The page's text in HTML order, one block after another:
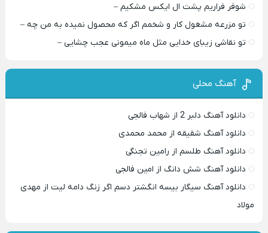
شوفر فراریم پشت ال ایکس مشکیم –
تو مزرعه مشغول کار و شخمم اگر که محصول نمیده به من چه –
تو نقاشی زیبای خدایی مثل ماه میمونی عجب چشایی –
آهنگ محلی
دانلود آهنگ دلبر 2 از شهاب فالجی
دانلود آهنگ شقیقه از محمد محمدی
دانلود آهنگ طلسم از رامین تجنگی
دانلود آهنگ شش دانگ از امین فالجی
دانلود آهنگ سیگار بیسه انگشتر دسم اگر زنگ دامه لیت از مهدی
مولاد